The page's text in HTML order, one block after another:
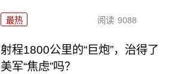
最热 阅读 9088
射程1800公里的“巨炮”，治得了
美军“焦虑”吗？